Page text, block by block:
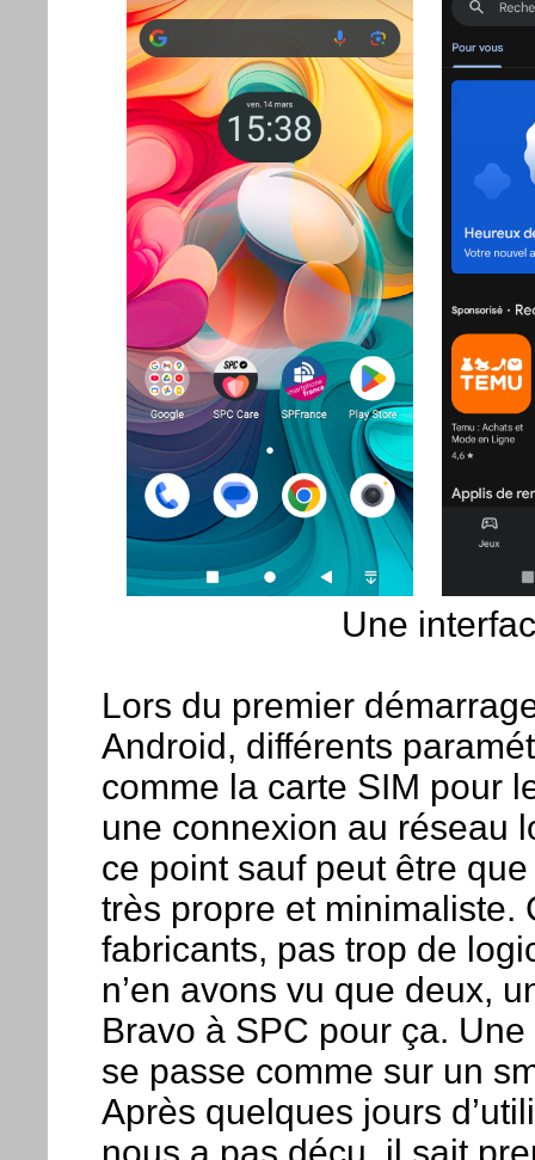
Une
Lors du premier
Android, différents
comme la carte SIM pour
une connexion au réseau
ce point sauf peut être
très propre et minimaliste.
fabricants, pas trop de
n’en avons vu que deux,
Bravo à SPC pour ça.
se passe comme sur un
Après quelques jours